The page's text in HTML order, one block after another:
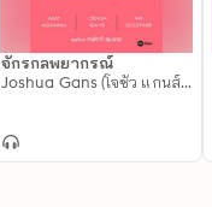
จักรกลพยากรณ์
Joshua Gans (โจชัว แกนส์), Ajay Agrawal (อาเจย์ อกราวัล), Avi Goldfarb (อาวี โกลด์ฟาร์บ)